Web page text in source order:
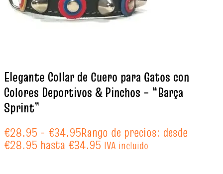
Elegante Collar de Cuero para Gatos con
Colores Deportivos & Pinchos – “Barça
Sprint”
€28.95 - €34.95Rango de precios: desde
€28.95 hasta €34.95 IVA incluido